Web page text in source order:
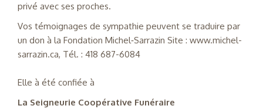
privé avec ses proches.
Vos témoignages de sympathie peuvent se traduire par
un don à la Fondation Michel‑Sarrazin Site : www.michel-
sarrazin.ca, Tél. : 418 687-6084
Elle à été confiée à
La Seigneurie Coopérative Funéraire